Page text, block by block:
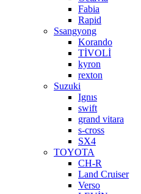
Fabia
Rapid
Ssangyong
Korando
TİVOLİ
kyron
rexton
Suzuki
Ignıs
swift
grand vitara
s-cross
SX4
TOYOTA
CH-R
Land Cruiser
Verso